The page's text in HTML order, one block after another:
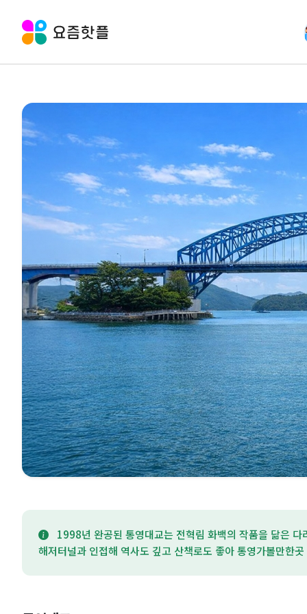
1998년 완공된 통영대교는 전혁림 화백의 작품을 닮은
해저터널과 인접해 역사도 깊고 산책로도 좋아 통영가볼만한